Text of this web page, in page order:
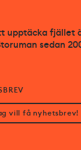
upptäcka fjället
sedan
vill få nyhetsbrev!